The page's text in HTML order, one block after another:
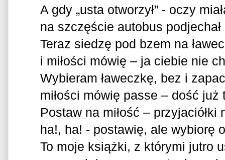
A gdy „usta otworzył” - oczy
na szczęście autobus
Teraz siedzę pod bzem na
i miłości mówię – ja ciebie nie
Wybieram ławeczkę, bez i
miłości mówię passe – dość już
Postaw na miłość – przyjaciółki
ha!, ha! - postawię, ale wybiorę
To moje książki, z którymi jutro